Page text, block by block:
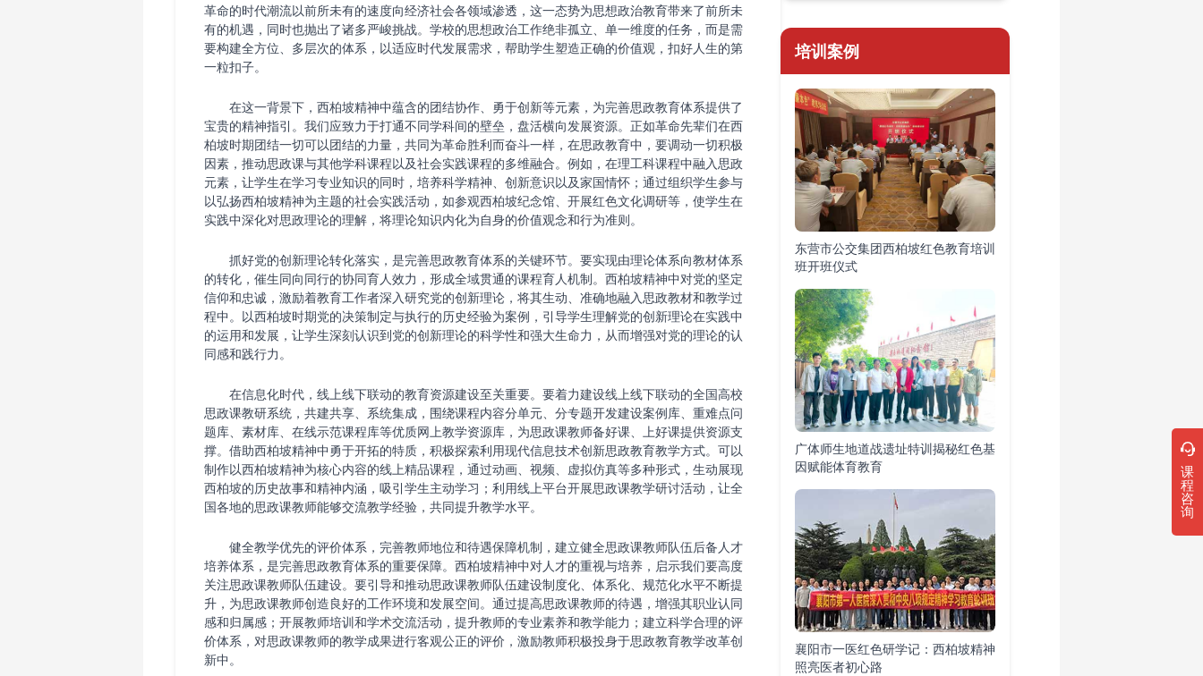
革命的时代潮流以前所未有的速度向经济社会各领域渗透，这一态势为思想政治教育带来了前所未
有的机遇，同时也抛出了诸多严峻挑战。学校的思想政治工作绝非孤立、单一维度的任务，而是需
要构建全方位、多层次的体系，以适应时代发展需求，帮助学生塑造正确的价值观，扣好人生的第
一粒扣子。
在这一背景下，西柏坡精神中蕴含的团结协作、勇于创新等元素，为完善思政教育体系提供了
宝贵的精神指引。我们应致力于打通不同学科间的壁垒，盘活横向发展资源。正如革命先辈们在西
柏坡时期团结一切可以团结的力量，共同为革命胜利而奋斗一样，在思政教育中，要调动一切积极
因素，推动思政课与其他学科课程以及社会实践课程的多维融合。例如，在理工科课程中融入思政
元素，让学生在学习专业知识的同时，培养科学精神、创新意识以及家国情怀；通过组织学生参与
以弘扬西柏坡精神为主题的社会实践活动，如参观西柏坡纪念馆、开展红色文化调研等，使学生在
实践中深化对思政理论的理解，将理论知识内化为自身的价值观念和行为准则。
抓好党的创新理论转化落实，是完善思政教育体系的关键环节。要实现由理论体系向教材体系
的转化，催生同向同行的协同育人效力，形成全域贯通的课程育人机制。西柏坡精神中对党的坚定
信仰和忠诚，激励着教育工作者深入研究党的创新理论，将其生动、准确地融入思政教材和教学过
程中。以西柏坡时期党的决策制定与执行的历史经验为案例，引导学生理解党的创新理论在实践中
的运用和发展，让学生深刻认识到党的创新理论的科学性和强大生命力，从而增强对党的理论的认
同感和践行力。
在信息化时代，线上线下联动的教育资源建设至关重要。要着力建设线上线下联动的全国高校
思政课教研系统，共建共享、系统集成，围绕课程内容分单元、分专题开发建设案例库、重难点问
题库、素材库、在线示范课程库等优质网上教学资源库，为思政课教师备好课、上好课提供资源支
撑。借助西柏坡精神中勇于开拓的特质，积极探索利用现代信息技术创新思政教育教学方式。可以
制作以西柏坡精神为核心内容的线上精品课程，通过动画、视频、虚拟仿真等多种形式，生动展现
西柏坡的历史故事和精神内涵，吸引学生主动学习；利用线上平台开展思政课教学研讨活动，让全
国各地的思政课教师能够交流教学经验，共同提升教学水平。
健全教学优先的评价体系，完善教师地位和待遇保障机制，建立健全思政课教师队伍后备人才
培养体系，是完善思政教育体系的重要保障。西柏坡精神中对人才的重视与培养，启示我们要高度
关注思政课教师队伍建设。要引导和推动思政课教师队伍建设制度化、体系化、规范化水平不断提
升，为思政课教师创造良好的工作环境和发展空间。通过提高思政课教师的待遇，增强其职业认同
感和归属感；开展教师培训和学术交流活动，提升教师的专业素养和教学能力；建立科学合理的评
价体系，对思政课教师的教学成果进行客观公正的评价，激励教师积极投身于思政教育教学改革创
新中。
培训案例
东营市公交集团西柏坡红色教育培训
班开班仪式
广体师生地道战遗址特训揭秘红色基
因赋能体育教育
襄阳市一医红色研学记：西柏坡精神
照亮医者初心路
课
程
咨
询